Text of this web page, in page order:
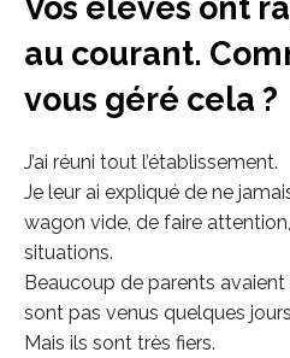
Vos élèves ont
au courant.
vous géré cela ?
J’ai réuni tout l’établissement.
Je leur ai expliqué de ne
wagon vide, de faire
situations.
Beaucoup de parents avaient
sont pas venus quelques
Mais ils sont très fiers.